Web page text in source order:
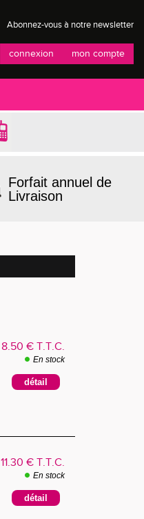
mon compte
connexion
8.50 € T.T.C.
En stock
11.30 € T.T.C.
En stock
Forfait annuel de
Livraison
Abonnez-vous à notre newsletter